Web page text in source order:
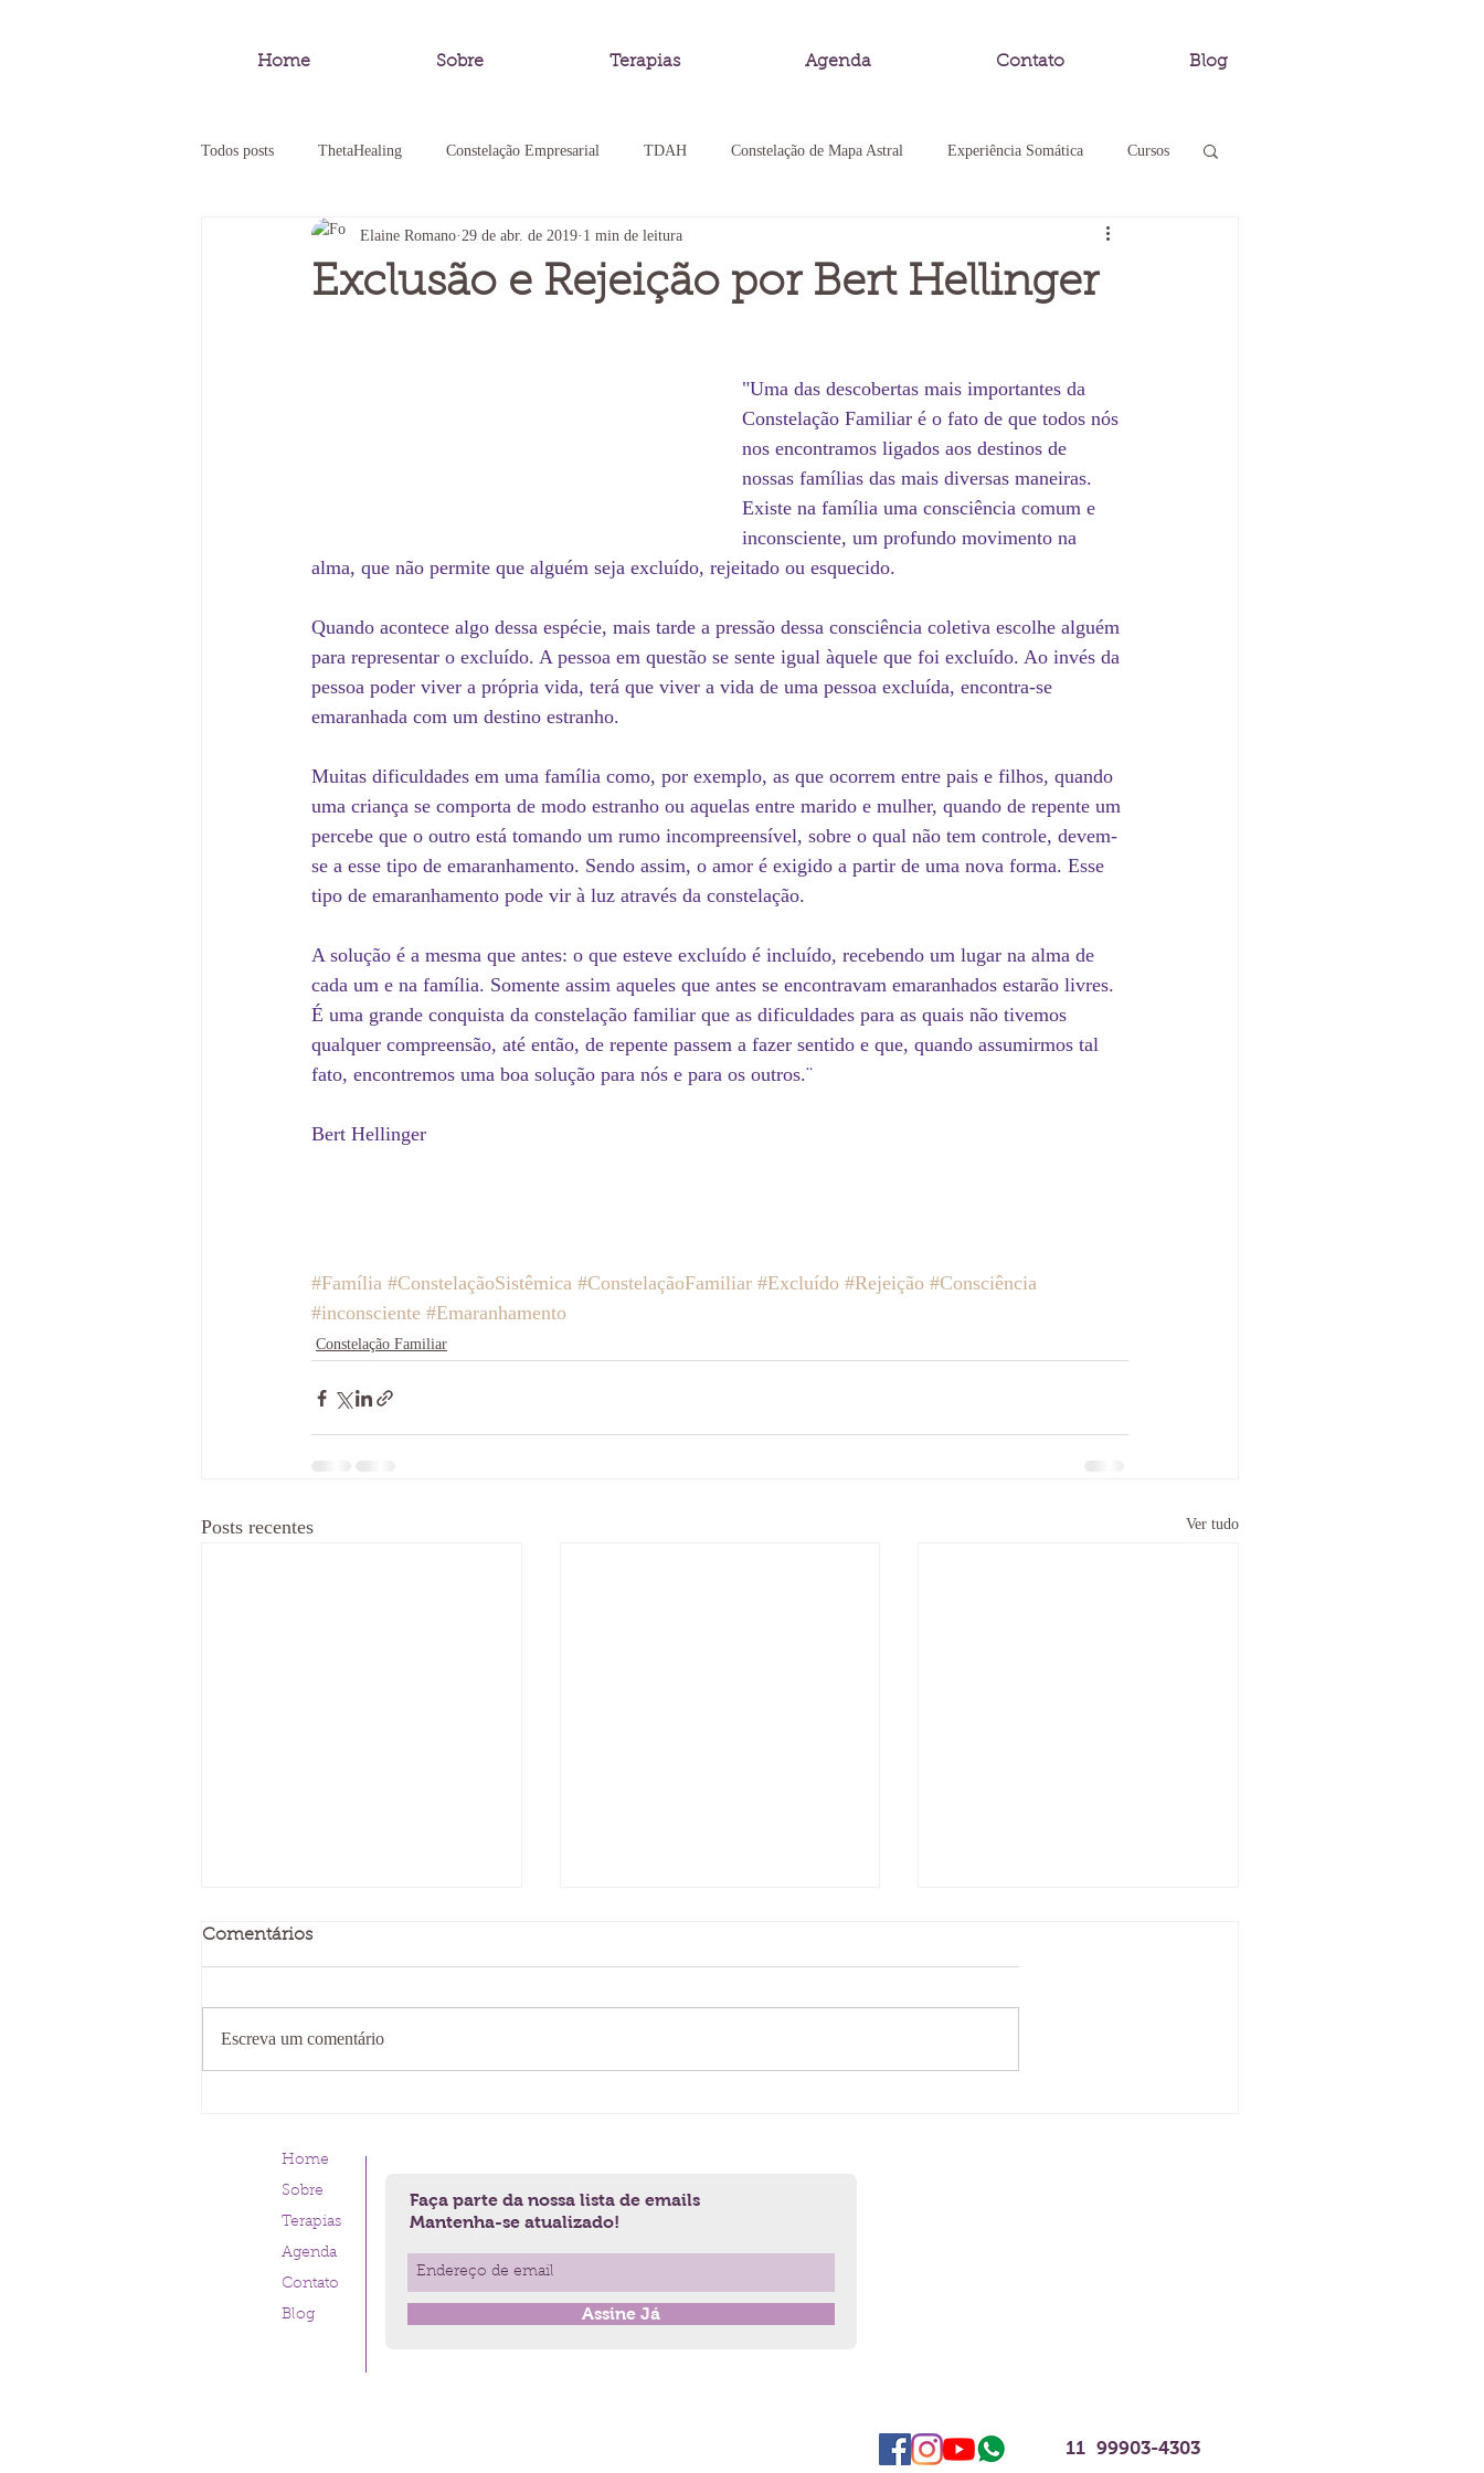
Home Sobre Terapias Agenda Contato Blog
Todos posts ThetaHealing Constelação Empresarial TDAH Constelação de Mapa Astral Experiência Somática Cursos
Pedagogia Sistêmica Constelação Familiar Cristais
Exclusão e Rejeição por Bert Hellinger
Elaine Romano 29 de abr. de 2019 1 min de leitura
"Uma das descobertas mais importantes da
Constelação Familiar é o fato de que todos nós
nos encontramos ligados aos destinos de
nossas famílias das mais diversas maneiras.
Existe na família uma consciência comum e
inconsciente, um profundo movimento na
alma, que não permite que alguém seja excluído, rejeitado ou esquecido.
Quando acontece algo dessa espécie, mais tarde a pressão dessa consciência coletiva escolhe alguém
para representar o excluído. A pessoa em questão se sente igual àquele que foi excluído. Ao invés da
pessoa poder viver a própria vida, terá que viver a vida de uma pessoa excluída, encontra-se
emaranhada com um destino estranho.
Muitas dificuldades em uma família como, por exemplo, as que ocorrem entre pais e filhos, quando
uma criança se comporta de modo estranho ou aquelas entre marido e mulher, quando de repente um
percebe que o outro está tomando um rumo incompreensível, sobre o qual não tem controle, devem-
se a esse tipo de emaranhamento. Sendo assim, o amor é exigido a partir de uma nova forma. Esse
tipo de emaranhamento pode vir à luz através da constelação.
A solução é a mesma que antes: o que esteve excluído é incluído, recebendo um lugar na alma de
cada um e na família. Somente assim aqueles que antes se encontravam emaranhados estarão livres.
É uma grande conquista da constelação familiar que as dificuldades para as quais não tivemos
qualquer compreensão, até então, de repente passem a fazer sentido e que, quando assumirmos tal
fato, encontremos uma boa solução para nós e para os outros.¨
Bert Hellinger
#Família #ConstelaçãoSistêmica #ConstelaçãoFamiliar #Excluído #Rejeição #Consciência
#inconsciente #Emaranhamento
Constelação Familiar
Posts recentes Ver tudo
Comentários
Escreva um comentário
Home
Sobre
Terapias
Agenda
Contato
Blog
Faça parte da nossa lista de emails
Mantenha-se atualizado!
Assine Já
11 99903-4303